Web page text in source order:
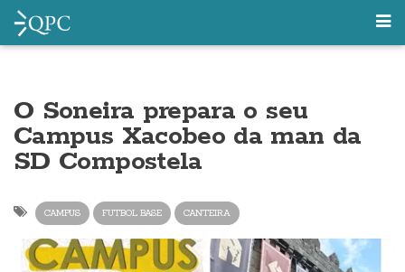
O Soneira prepara o seu
Campus Xacobeo da man da
SD Compostela
CAMPUS FUTBOL BASE CANTEIRA